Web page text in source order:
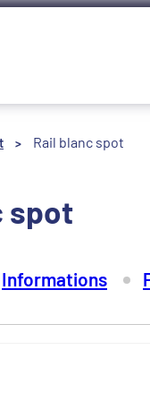
> Rail blanc spot
spot
Informations